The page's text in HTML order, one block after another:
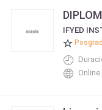
Online